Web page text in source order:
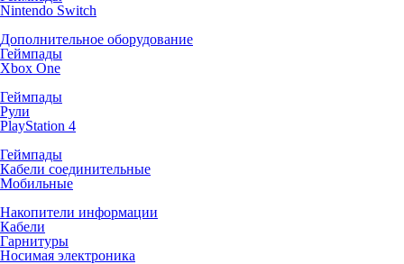
Nintendo Switch
Дополнительное оборудование
Геймпады
Xbox One
Геймпады
Рули
PlayStation 4
Геймпады
Кабели соединительные
Мобильные
Накопители информации
Кабели
Гарнитуры
Носимая электроника